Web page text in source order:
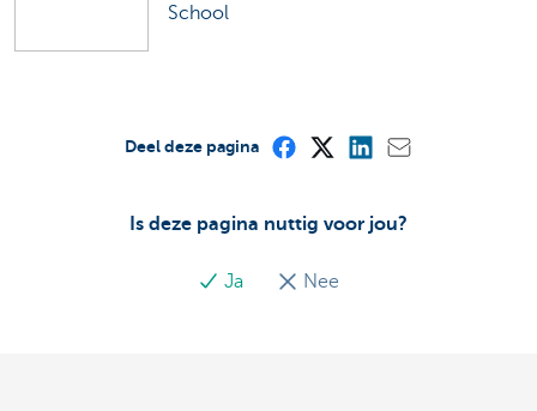
School
Is deze pagina nuttig voor jou?
Ja Nee
Deel deze pagina